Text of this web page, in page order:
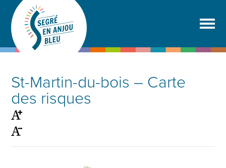
St-Martin-du-bois – Carte
des risques